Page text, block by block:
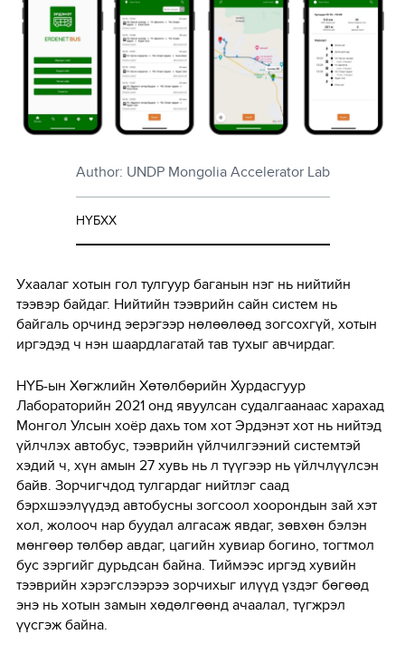
Author: UNDP Mongolia Accelerator Lab
НҮБХХ
Ухаалаг хотын гол тулгуур баганын нэг нь нийтийн
тээвэр байдаг. Нийтийн тээврийн сайн систем нь
байгаль орчинд эерэгээр нөлөөлөөд зогсохгүй, хотын
иргэдэд ч нэн шаардлагатай тав тухыг авчирдаг.
НҮБ-ын Хөгжлийн Хөтөлбөрийн Хурдасгуур
Лабораторийн 2021 онд явуулсан судалгаанаас харахад
Монгол Улсын хоёр дахь том хот Эрдэнэт хот нь нийтэд
үйлчлэх автобус, тээврийн үйлчилгээний системтэй
хэдий ч, хүн амын 27 хувь нь л түүгээр нь үйлчлүүлсэн
байв. Зорчигчдод тулгардаг нийтлэг саад
бэрхшээлүүдэд автобусны зогсоол хоорондын зай хэт
хол, жолооч нар буудал алгасаж явдаг, зөвхөн бэлэн
мөнгөөр төлбөр авдаг, цагийн хувиар богино, тогтмол
бус зэргийг дурьдсан байна. Тиймээс иргэд хувийн
тээврийн хэрэгслээрээ зорчихыг илүүд үздэг бөгөөд
энэ нь хотын замын хөдөлгөөнд ачаалал, түгжрэл
үүсгэж байна.